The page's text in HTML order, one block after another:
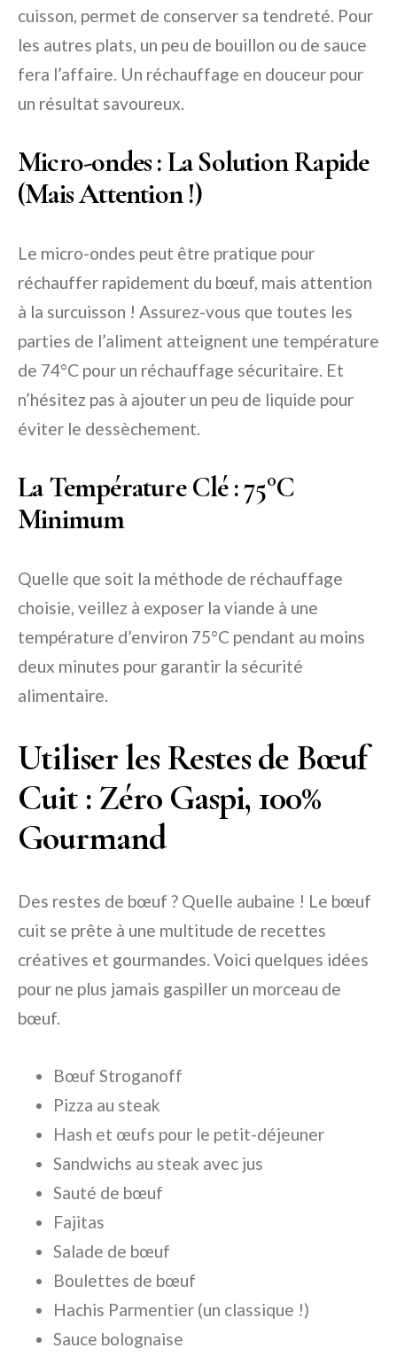
cuisson, permet de conserver sa tendreté. Pour
les autres plats, un peu de bouillon ou de sauce
fera l’affaire. Un réchauffage en douceur pour
un résultat savoureux.
Micro-ondes : La Solution Rapide
(Mais Attention !)
Le micro-ondes peut être pratique pour
réchauffer rapidement du bœuf, mais attention
à la surcuisson ! Assurez-vous que toutes les
parties de l’aliment atteignent une température
de 74°C pour un réchauffage sécuritaire. Et
n’hésitez pas à ajouter un peu de liquide pour
éviter le dessèchement.
La Température Clé : 75°C
Minimum
Quelle que soit la méthode de réchauffage
choisie, veillez à exposer la viande à une
température d’environ 75°C pendant au moins
deux minutes pour garantir la sécurité
alimentaire.
Utiliser les Restes de Bœuf
Cuit : Zéro Gaspi, 100%
Gourmand
Des restes de bœuf ? Quelle aubaine ! Le bœuf
cuit se prête à une multitude de recettes
créatives et gourmandes. Voici quelques idées
pour ne plus jamais gaspiller un morceau de
bœuf.
Bœuf Stroganoff
Pizza au steak
Hash et œufs pour le petit-déjeuner
Sandwichs au steak avec jus
Sauté de bœuf
Fajitas
Salade de bœuf
Boulettes de bœuf
Hachis Parmentier (un classique !)
Sauce bolognaise